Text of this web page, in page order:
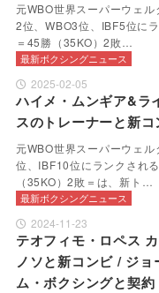
元WBO世界スーパーウェ
2位、WBO3位、IBF5位に
＝45勝（35KO）2敗…
最新ボクシングニュース
2025-02-05
ハイメ・ムンギア&ラ
スのトレーナーと新コ
元WBO世界スーパーウェ
位、IBF10位にランクされ
（35KO）2敗＝は、新ト…
最新ボクシングニュース
2024-11-23
テオフィモ・ロペス
ノソと新コンビ / ジ
ム・ボクシングと契約